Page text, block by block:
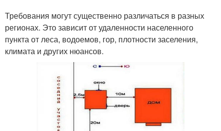
Требования могут существенно различаться в разных
регионах. Это зависит от удаленности населенного
пункта от леса, водоемов, гор, плотности заселения,
климата и других нюансов.